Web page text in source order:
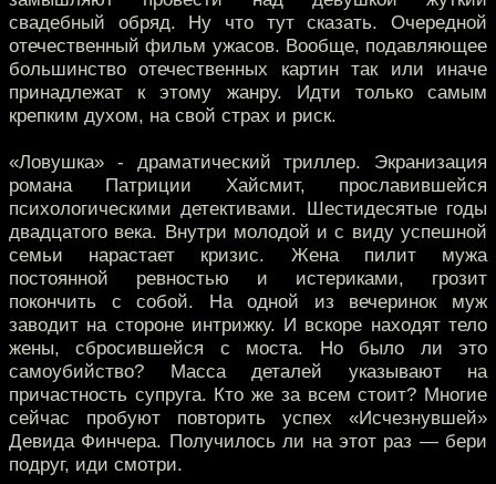
свадебный обряд. Ну что тут сказать. Очередной
отечественный фильм ужасов. Вообще, подавляющее
большинство отечественных картин так или иначе
принадлежат к этому жанру. Идти только самым
крепким духом, на свой страх и риск.
«Ловушка» - драматический триллер. Экранизация
романа Патриции Хайсмит, прославившейся
психологическими детективами. Шестидесятые годы
двадцатого века. Внутри молодой и с виду успешной
семьи нарастает кризис. Жена пилит мужа
постоянной ревностью и истериками, грозит
покончить с собой. На одной из вечеринок муж
заводит на стороне интрижку. И вскоре находят тело
жены, сбросившейся с моста. Но было ли это
самоубийство? Масса деталей указывают на
причастность супруга. Кто же за всем стоит? Многие
сейчас пробуют повторить успех «Исчезнувшей»
Девида Финчера. Получилось ли на этот раз — бери
подруг, иди смотри.